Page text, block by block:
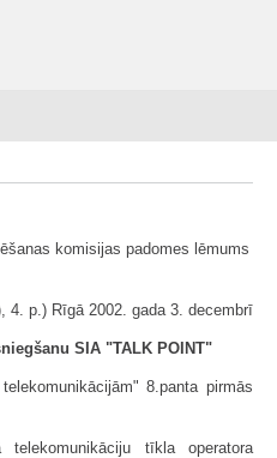
komisijas padomes lēmums
4. p.) Rīgā 2002. gada 3. decembrī
SIA "TALK POINT"
8.panta pirmās
tīkla operatora